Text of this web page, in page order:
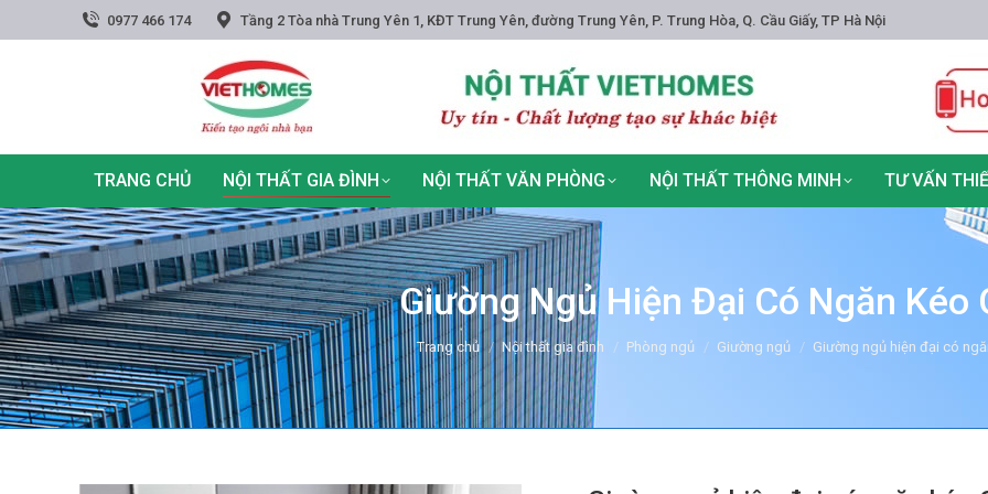
0977 466 174 Tầng 2 Tòa nhà Trung Yên 1, KĐT Trung Yên, đường Trung Yên, P. Trung Hòa, Q. Cầu Giấy, TP Hà Nội
TRANG CHỦ NỘI THẤT GIA ĐÌNH NỘI THẤT VĂN PHÒNG NỘI THẤT THÔNG MINH TƯ VẤN
Giường Ngủ Hiện Đại Có Ngăn Kéo
You are here:
Trang chủ Nội thất gia đình Phòng ngủ Giường ngủ Giường ngủ hiện đại có